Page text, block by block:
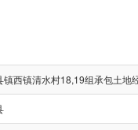
镇西镇清水村18,19组承包土地